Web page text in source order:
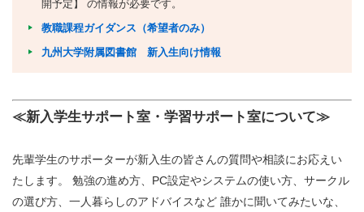
開予定】 の情報が必要です。
教職課程ガイダンス（希望者のみ）
九州大学附属図書館 新入生向け情報
≪新入学生サポート室・学習サポート室について≫
先輩学生のサポーターが新入生の皆さんの質問や相談にお応えい
たします。 勉強の進め方、PC設定やシステムの使い方、サークル
の選び方、一人暮らしのアドバイスなど 誰かに聞いてみたいな、